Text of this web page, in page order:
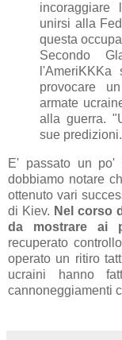
unirsi alla
questa
Secondo
l'AmeriKKKa
provocare
armate
alla guerra.
sue predizioni.
E' passato un po'
dobbiamo notare
ottenuto vari
di Kiev. Nel corso
da mostrare ai
recuperato
operato un ritiro
ucraini hanno
cannoneggiamenti